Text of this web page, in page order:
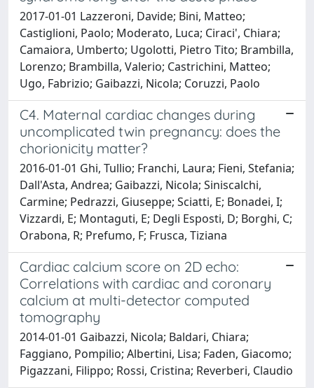
2017-01-01 Lazzeroni, Davide; Bini, Matteo;
Castiglioni, Paolo; Moderato, Luca; Ciraci', Chiara;
Camaiora, Umberto; Ugolotti, Pietro Tito; Brambilla,
Lorenzo; Brambilla, Valerio; Castrichini, Matteo;
Ugo, Fabrizio; Gaibazzi, Nicola; Coruzzi, Paolo
C4. Maternal cardiac changes during
uncomplicated twin pregnancy: does the
chorionicity matter?
2016-01-01 Ghi, Tullio; Franchi, Laura; Fieni, Stefania;
Dall'Asta, Andrea; Gaibazzi, Nicola; Siniscalchi,
Carmine; Pedrazzi, Giuseppe; Sciatti, E; Bonadei, I;
Vizzardi, E; Montaguti, E; Degli Esposti, D; Borghi, C;
Orabona, R; Prefumo, F; Frusca, Tiziana
Cardiac calcium score on 2D echo:
Correlations with cardiac and coronary
calcium at multi-detector computed
tomography
2014-01-01 Gaibazzi, Nicola; Baldari, Chiara;
Faggiano, Pompilio; Albertini, Lisa; Faden, Giacomo;
Pigazzani, Filippo; Rossi, Cristina; Reverberi, Claudio